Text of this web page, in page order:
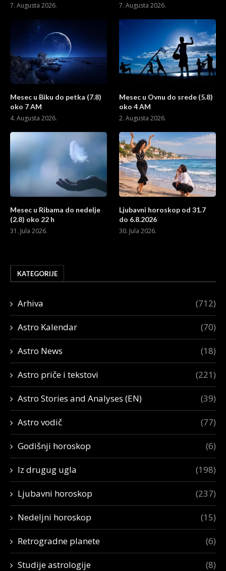
7. Augusta 2026.
7. Augusta 2026.
Mesec u Biku do petka (7.8)
oko 7 AM
4. Augusta 2026.
Mesec u Ovnu do srede (5.8)
oko 4 AM
2. Augusta 2026.
Mesec u Ribama do nedelje
(2.8) oko 22 h
31. Jula 2026.
Ljubavni horoskop od 31.7
do 6.8.2026
30. Jula 2026.
KATEGORIJE
Arhiva (712)
Astro Kalendar (70)
Astro News (18)
Astro priče i tekstovi (221)
Astro Stories and Analyses (EN) (39)
Astro vodič (77)
Godišnji horoskop (6)
Iz drugug ugla (198)
Ljubavni horoskop (237)
Nedeljni horoskop (15)
Retrogradne planete (6)
Studije astrologije (8)